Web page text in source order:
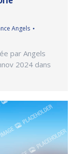
Angels
par Angels
2024 dans